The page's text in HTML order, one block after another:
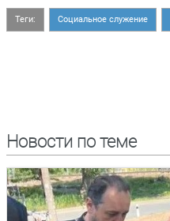
Теги: Социальное служение
Новости по теме